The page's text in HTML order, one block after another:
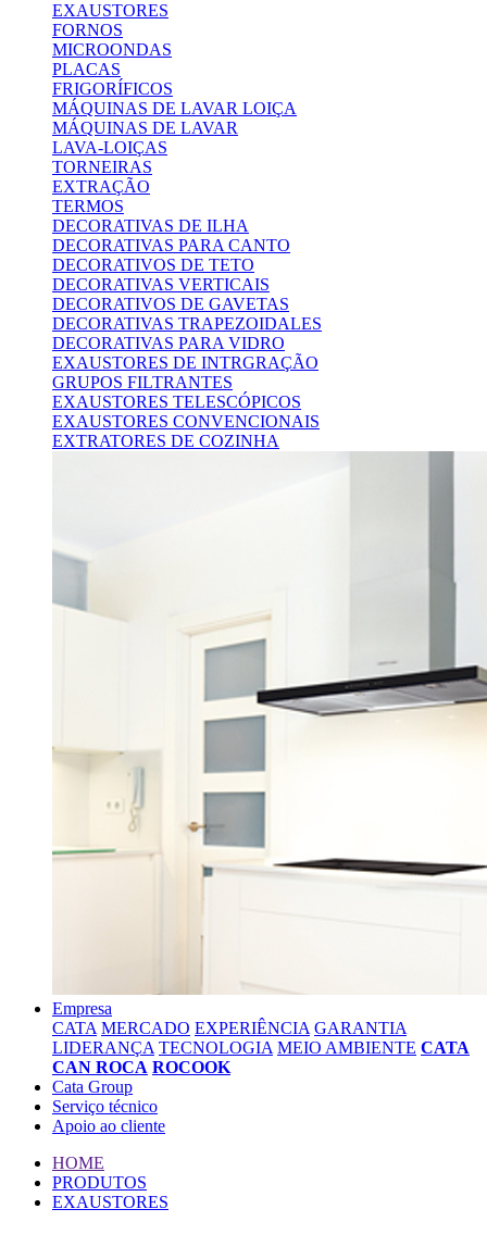
EXAUSTORES
FORNOS
MICROONDAS
PLACAS
FRIGORÍFICOS
MÁQUINAS DE LAVAR LOIÇA
MÁQUINAS DE LAVAR
LAVA-LOIÇAS
TORNEIRAS
EXTRAÇÃO
TERMOS
DECORATIVAS DE ILHA
DECORATIVAS PARA CANTO
DECORATIVOS DE TETO
DECORATIVAS VERTICAIS
DECORATIVOS DE GAVETAS
DECORATIVAS TRAPEZOIDALES
DECORATIVAS PARA VIDRO
EXAUSTORES DE INTRGRAÇÃO
GRUPOS FILTRANTES
EXAUSTORES TELESCÓPICOS
EXAUSTORES CONVENCIONAIS
EXTRATORES DE COZINHA
Empresa
CATA MERCADO EXPERIÊNCIA GARANTIA
LIDERANÇA TECNOLOGIA MEIO AMBIENTE CATA
CAN ROCA ROCOOK
Cata Group
Serviço técnico
Apoio ao cliente
HOME
PRODUTOS
EXAUSTORES